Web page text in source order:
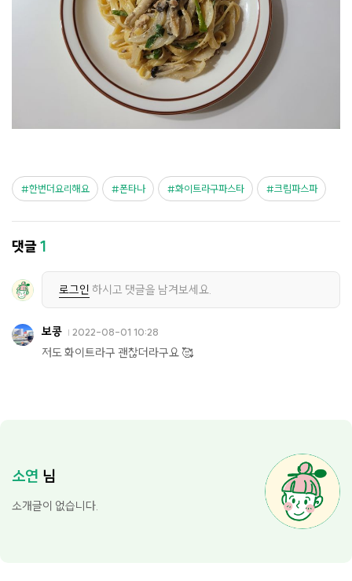
한번더요리해요 폰타나 화이트라구파스타 크림파스파
댓글1
로그인 하시고 댓글을 남겨보세요.
보콩 2022-08-01 10:28
저도 화이트라구 괜찮더라구요 🥰
소연 님
소개글이 없습니다.